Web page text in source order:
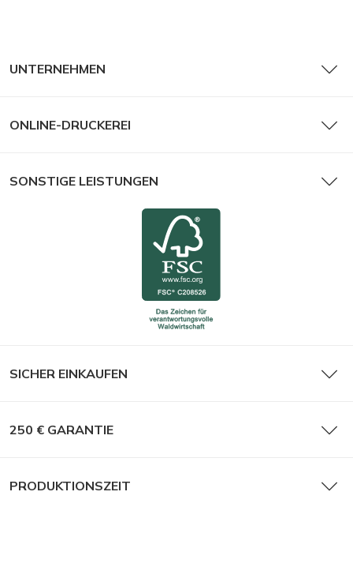
UNTERNEHMEN
ONLINE-DRUCKEREI
SONSTIGE LEISTUNGEN
SICHER EINKAUFEN
250 € GARANTIE
PRODUKTIONSZEIT